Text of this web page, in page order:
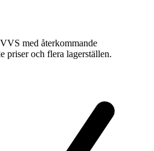
med återkommande
priser och flera lagerställen.